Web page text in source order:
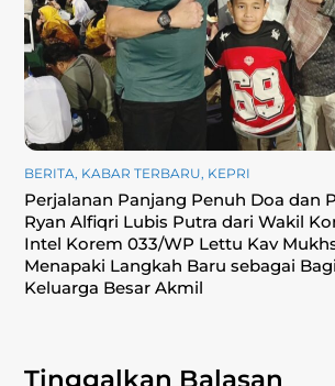
BERITA, KABAR TERBARU, KEPRI
Perjalanan Panjang Penuh Doa dan
Ryan Alfiqri Lubis Putra dari Wakil
Intel Korem 033/WP Lettu Kav
Menapaki Langkah Baru sebagai
Keluarga Besar Akmil
Tinggalkan Balasan